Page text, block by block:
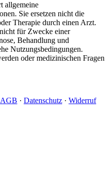
allgemeine
Sie ersetzen nicht die
Therapie durch einen Arzt.
für Zwecke einer
Behandlung und
Nutzungsbedingungen.
oder medizinischen Fragen
AGB · Datenschutz · Widerruf